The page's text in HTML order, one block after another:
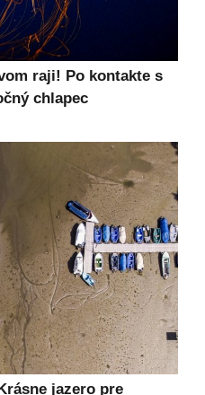
raji! Po kontakte s
chlapec
jazero pre